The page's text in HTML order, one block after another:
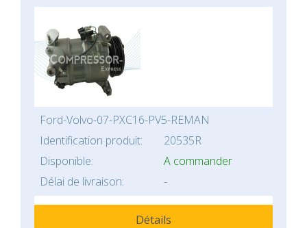
Ford-Volvo-07-PXC16-PV5-REMAN
Identification produit:
20535R
Disponible:
A commander
Délai de livraison:
-
Détails